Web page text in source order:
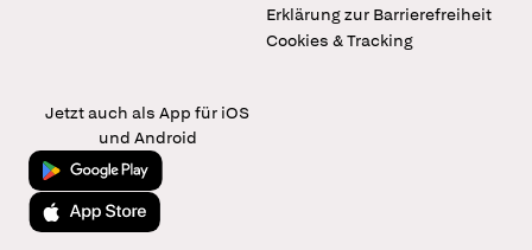
Erklärung zur Barrierefreiheit
Cookies & Tracking
Jetzt auch als App für iOS
und Android
Jetzt bei Google Play
Laden im App Store